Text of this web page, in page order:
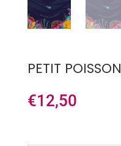
PETIT POISSON
€12,50